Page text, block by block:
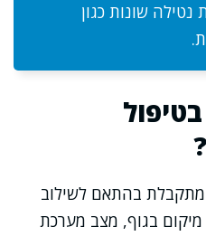
נטילה שונות כגון
מתקבלת בהתאם לשילוב
מיקום בגוף, מצב מערכת